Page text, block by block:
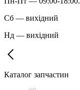
Сб — вихідний
Нд — вихідний
Каталог запчастин